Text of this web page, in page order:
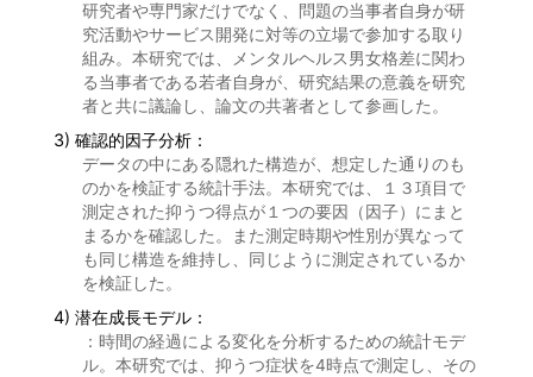
研究者や専門家だけでなく、問題の当事者自身が研
究活動やサービス開発に対等の立場で参加する取り
組み。本研究では、メンタルヘルス男女格差に関わ
る当事者である若者自身が、研究結果の意義を研究
者と共に議論し、論文の共著者として参画した。
3) 確認的因子分析：
データの中にある隠れた構造が、想定した通りのも
のかを検証する統計手法。本研究では、１３項目で
測定された抑うつ得点が１つの要因（因子）にまと
まるかを確認した。また測定時期や性別が異なって
も同じ構造を維持し、同じように測定されているか
を検証した。
4) 潜在成長モデル：
：時間の経過による変化を分析するための統計モデ
ル。本研究では、抑うつ症状を4時点で測定し、その